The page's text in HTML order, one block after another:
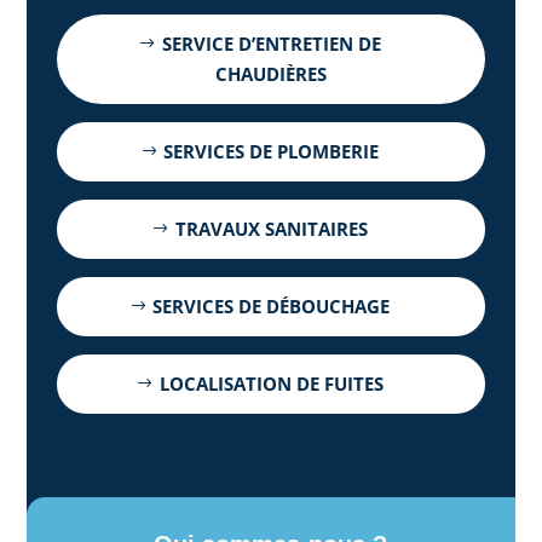
SERVICE D’ENTRETIEN DE
CHAUDIÈRES
SERVICES DE PLOMBERIE
TRAVAUX SANITAIRES
SERVICES DE DÉBOUCHAGE
LOCALISATION DE FUITES